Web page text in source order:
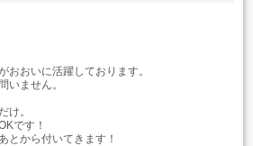
おおいに活躍しております。
いません。
け。
です！
とから付いてきます！